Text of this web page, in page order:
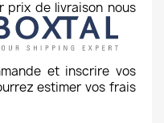
prix de livraison nous
et inscrire vos
estimer vos frais